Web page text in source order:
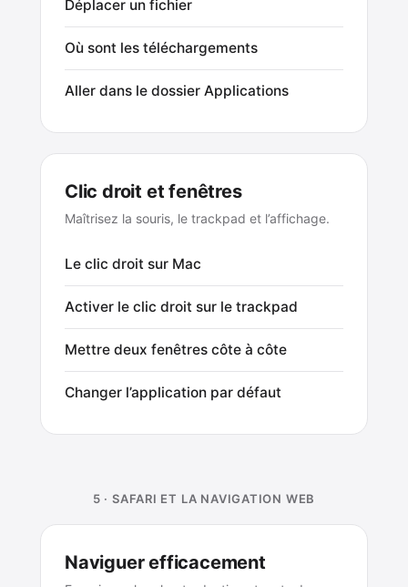
Déplacer un fichier
Où sont les téléchargements
Aller dans le dossier Applications
Clic droit et fenêtres
Maîtrisez la souris, le trackpad et l’affichage.
Le clic droit sur Mac
Activer le clic droit sur le trackpad
Mettre deux fenêtres côte à côte
Changer l’application par défaut
5 · SAFARI ET LA NAVIGATION WEB
Naviguer efficacement